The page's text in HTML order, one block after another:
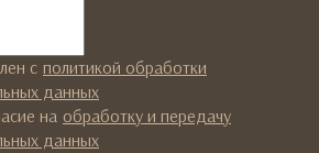
с политикой обработки
данных
на обработку и передачу
данных